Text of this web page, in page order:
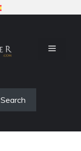
MENU
Search